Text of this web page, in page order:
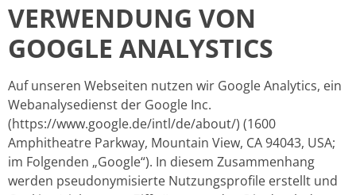
VERWENDUNG VON
GOOGLE ANALYSTICS
Auf unseren Webseiten nutzen wir Google Analytics, ein
Webanalysedienst der Google Inc.
(https://www.google.de/intl/de/about/) (1600
Amphitheatre Parkway, Mountain View, CA 94043, USA;
im Folgenden „Google“). In diesem Zusammenhang
werden pseudonymisierte Nutzungsprofile erstellt und